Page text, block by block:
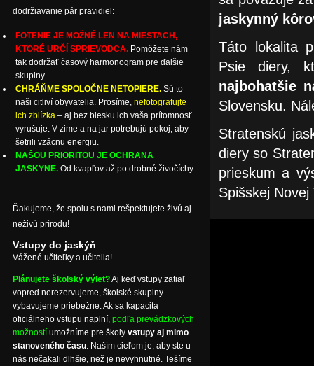
jaskynný
Táto lokalita
Psie diery,
najbohatšie
Slovensku.
Stratenskú
diery so
prieskum a
Spišskej Novej
dodržiavanie pár pravidiel:
FOTENIE JE MOŽNÉ LEN NA MIESTACH,
KTORÉ URČÍ SPRIEVODCA. Pomôžete nám
tak dodržať časový harmonogram pre ďalšie
skupiny.
CHRÁŇME SPOLOČNE NETOPIERE. Sú to
naši citliví obyvatelia. Prosíme, nefotografujte
ich zblízka – aj bez blesku ich vaša prítomnosť
vyrušuje. V zime a na jar potrebujú pokoj, aby
šetrili vzácnu energiu.
NAŠOU PRIORITOU JE OCHRANA
JASKYNE. Od kvapľov až po drobné živočíchy.
Ďakujeme, že spolu s nami rešpektujete živú aj
neživú prírodu!
Vstupy do jaskýň
Vážené učiteľky a učitelia!
Plánujete školský výlet?Aj keď vstupy zatiaľ
vopred nerezervujeme, školské skupiny
vybavujeme priebežne. Ak sa kapacita
oficiálneho vstupu naplní, podľa prevádzkových
možností umožníme pre školy vstupy aj mimo
stanoveného času . Naším cieľom je, aby ste u
nás nečakali dlhšie, než je nevyhnutné. Tešíme